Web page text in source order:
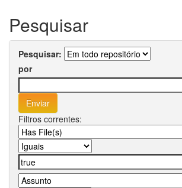
Pesquisar
Pesquisar:
por
Filtros correntes: